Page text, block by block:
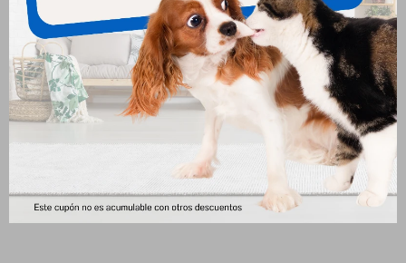
Piedra Sanitaria Golden 2 Kg
$ 152